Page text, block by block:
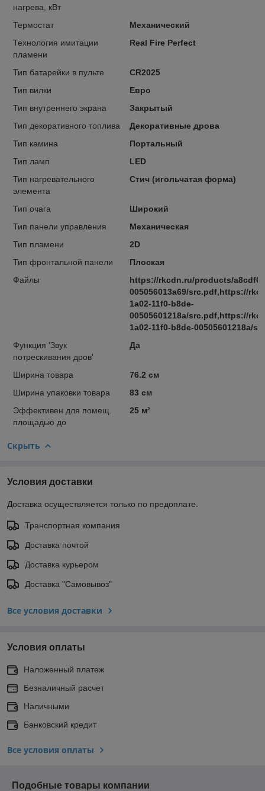
нагрева, кВт
Термостат
Механический
Технология имитации
пламени
Real Fire Perfect
Тип батарейки в пульте
CR2025
Тип вилки
Евро
Тип внутреннего экрана
Закрытый
Тип декоративного топлива
Декоративные дрова
Тип камина
Портальный
Тип ламп
LED
Тип нагревательного
элемента
Стич (игольчатая форма)
Тип очага
Широкий
Тип панели управления
Механическая
Тип пламени
2D
Тип фронтальной панели
Плоская
Файлы
https://rkcdn.ru/products/
005056013a69/src.pdf,https://
1a02-11f0-b8de-
00505601218a/src.pdf,https://
1a02-11f0-b8de-00505601218a/
Функция 'Звук
потрескивания дров'
Да
Ширина товара
76.2 см
Ширина упаковки товара
83 см
Эффективен для помещ.
площадью до
25 м²
Скрыть
Условия доставки
Доставка осуществляется только по предоплате.
Транспортная компания
Доставка почтой
Доставка курьером
Доставка "Самовывоз"
Все условия доставки
Условия оплаты
Наложенный платеж
Безналичный расчет
Наличными
Банковский кредит
Все условия оплаты
Подобные товары компании